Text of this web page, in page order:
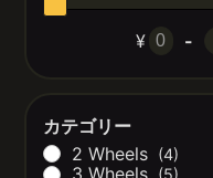
¥ -
カテゴリー
2 Wheels (4)